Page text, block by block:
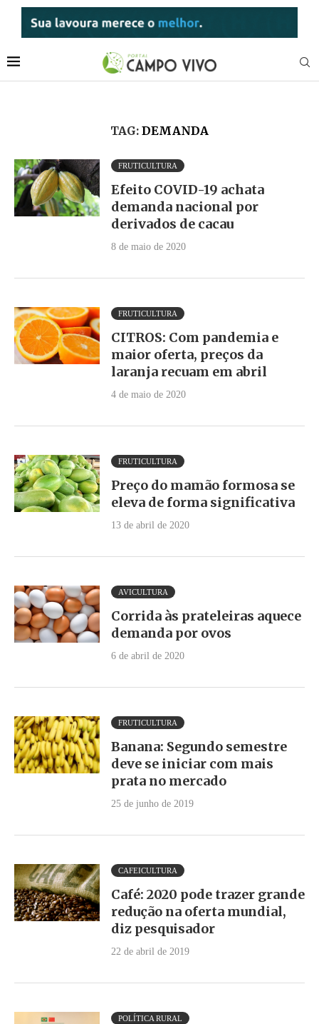
TAG: DEMANDA
FRUTICULTURA
Efeito COVID-19 achata
demanda nacional por
derivados de cacau
8 de maio de 2020
FRUTICULTURA
CITROS: Com pandemia e
maior oferta, preços da
laranja recuam em abril
4 de maio de 2020
FRUTICULTURA
Preço do mamão formosa se
eleva de forma significativa
13 de abril de 2020
AVICULTURA
Corrida às prateleiras aquece
demanda por ovos
6 de abril de 2020
FRUTICULTURA
Banana: Segundo semestre
deve se iniciar com mais
prata no mercado
25 de junho de 2019
CAFEICULTURA
Café: 2020 pode trazer grande
redução na oferta mundial,
diz pesquisador
22 de abril de 2019
POLÍTICA RURAL